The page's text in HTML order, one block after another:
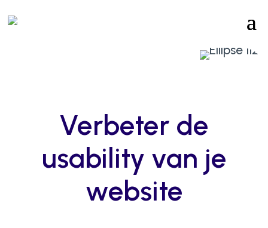
Verbeter de
usability van je
website